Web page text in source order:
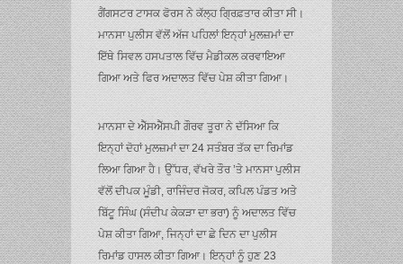
ਗੈਂਗਸਟਰ ਟਾਸਕ ਫੋਰਸ ਨੇ ਕੱਲ੍ਹ ਗ੍ਰਿਫ਼ਤਾਰ ਕੀਤਾ ਸੀ।
ਮਾਨਸਾ ਪੁਲੀਸ ਵੱਲੋਂ ਅੱਜ ਪਹਿਲਾਂ ਇਨ੍ਹਾਂ ਮੁਲਜ਼ਮਾਂ ਦਾ
ਇੱਥੇ ਸਿਵਲ ਹਸਪਤਾਲ ਵਿੱਚ ਮੈਡੀਕਲ ਕਰਵਾਇਆ
ਗਿਆ ਅਤੇ ਫਿਰ ਅਦਾਲਤ ਵਿੱਚ ਪੇਸ਼ ਕੀਤਾ ਗਿਆ।
ਮਾਨਸਾ ਦੇ ਐੱਸਐੱਸਪੀ ਗੌਰਵ ਤੂਰਾ ਨੇ ਦੱਸਿਆ ਕਿ
ਇਨ੍ਹਾਂ ਦੋਹਾਂ ਮੁਲਜ਼ਮਾਂ ਦਾ 24 ਸਤੰਬਰ ਤੱਕ ਦਾ ਰਿਮਾਂਡ
ਲਿਆ ਗਿਆ ਹੈ। ਉੱਧਰ, ਵੱਖਰੇ ਤੌਰ ’ਤੇ ਮਾਨਸਾ ਪੁਲੀਸ
ਵੱਲੋਂ ਦੀਪਕ ਮੂੰਡੀ, ਰਾਜਿੰਦਰ ਜੋਕਰ, ਕਪਿਲ ਪੰਡਤ ਅਤੇ
ਬਿੱਟੂ ਸਿੰਘ (ਸੰਦੀਪ ਕੇਕੜਾ ਦਾ ਭਰਾ) ਨੂੰ ਅਦਾਲਤ ਵਿੱਚ
ਪੇਸ਼ ਕੀਤਾ ਗਿਆ, ਜਿਨ੍ਹਾਂ ਦਾ ਛੇ ਦਿਨ ਦਾ ਪੁਲੀਸ
ਰਿਮਾਂਡ ਹਾਸਲ ਕੀਤਾ ਗਿਆ। ਇਨ੍ਹਾਂ ਨੂੰ ਹੁਣ 23